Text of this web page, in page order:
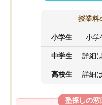
授業料
小学生 小学
中学生 詳細
高校生 詳細
塾探しの窓